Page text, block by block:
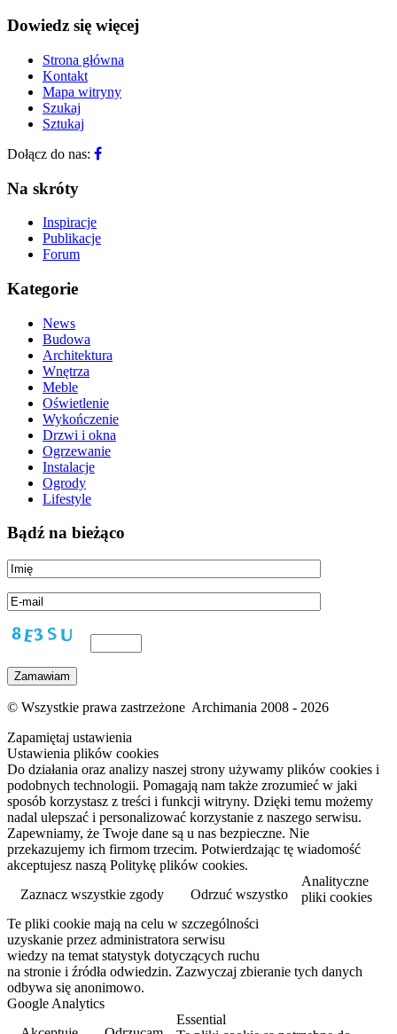
Dowiedz się więcej
Strona główna
Kontakt
Mapa witryny
Szukaj
Sztukaj
Dołącz do nas:
Na skróty
Inspiracje
Publikacje
Forum
Kategorie
News
Budowa
Architektura
Wnętrza
Meble
Oświetlenie
Wykończenie
Drzwi i okna
Ogrzewanie
Instalacje
Ogrody
Lifestyle
Bądź na bieżąco
© Wszystkie prawa zastrzeżone Archimania 2008 - 2026
Zapamiętaj ustawienia
Ustawienia plików cookies
Do działania oraz analizy naszej strony używamy plików cookies i
podobnych technologii. Pomagają nam także zrozumieć w jaki
sposób korzystasz z treści i funkcji witryny. Dzięki temu możemy
nadal ulepszać i personalizować korzystanie z naszego serwisu.
Zapewniamy, że Twoje dane są u nas bezpieczne. Nie
przekazujemy ich firmom trzecim. Potwierdzając tę wiadomość
akceptujesz naszą Politykę plików cookies.
Zaznacz wszystkie zgody
Odrzuć wszystko
Analityczne
pliki cookies
Te pliki cookie mają na celu w szczególności
uzyskanie przez administratora serwisu
wiedzy na temat statystyk dotyczących ruchu
na stronie i źródła odwiedzin. Zazwyczaj zbieranie tych danych
odbywa się anonimowo.
Google Analytics
Essential